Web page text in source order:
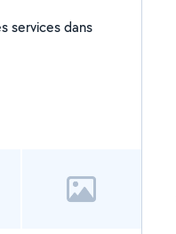
services dans